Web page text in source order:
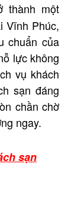
thành một
Vĩnh Phúc,
chuẩn của
lực không
vụ khách
sạn đáng
chần chờ
ngay.
sạn